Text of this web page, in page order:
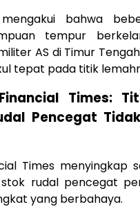
bahwa
tempur
AS di Timur
tepat pada titik
Times:
Pencegat
Times menyingkap
rudal pencegat
yang berbahaya.